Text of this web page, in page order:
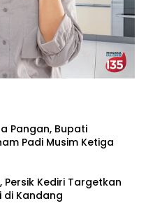
Pangan, Bupati
Padi Musim Ketiga
Persik Kediri Targetkan
di Kandang